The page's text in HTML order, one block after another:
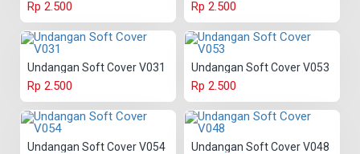
Rp 2.500 Rp 2.500
Undangan Soft Cover V031
Rp 2.500
Undangan Soft Cover V053
Rp 2.500
Undangan Soft Cover V054 Undangan Soft Cover V048